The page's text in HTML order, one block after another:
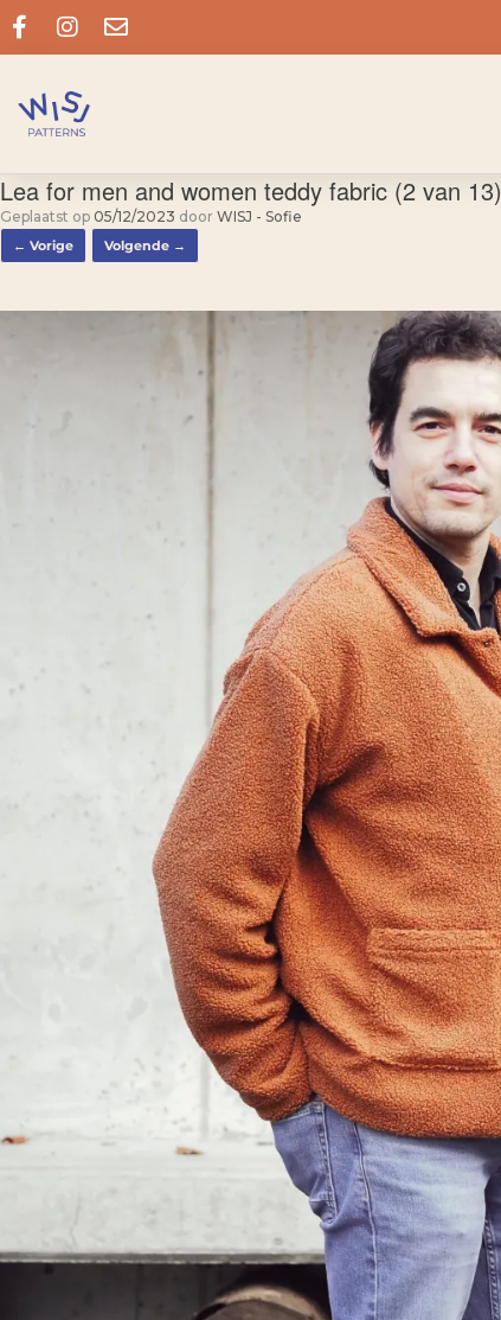
Lea for men and women teddy fabric (2 van 13)
Geplaatst op 05/12/2023 door WISJ - Sofie
← Vorige Volgende →